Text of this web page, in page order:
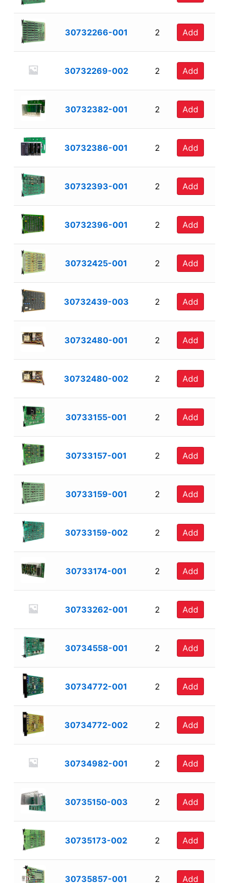
30732266-001 2 Add
30732269-002 2 Add
30732382-001 2 Add
30732386-001 2 Add
30732393-001 2 Add
30732396-001 2 Add
30732425-001 2 Add
30732439-003 2 Add
30732480-001 2 Add
30732480-002 2 Add
30733155-001 2 Add
30733157-001 2 Add
30733159-001 2 Add
30733159-002 2 Add
30733174-001 2 Add
30733262-001 2 Add
30734558-001 2 Add
30734772-001 2 Add
30734772-002 2 Add
30734982-001 2 Add
30735150-003 2 Add
30735173-002 2 Add
30735857-001 2 Add